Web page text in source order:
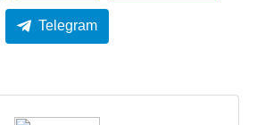
Telegram